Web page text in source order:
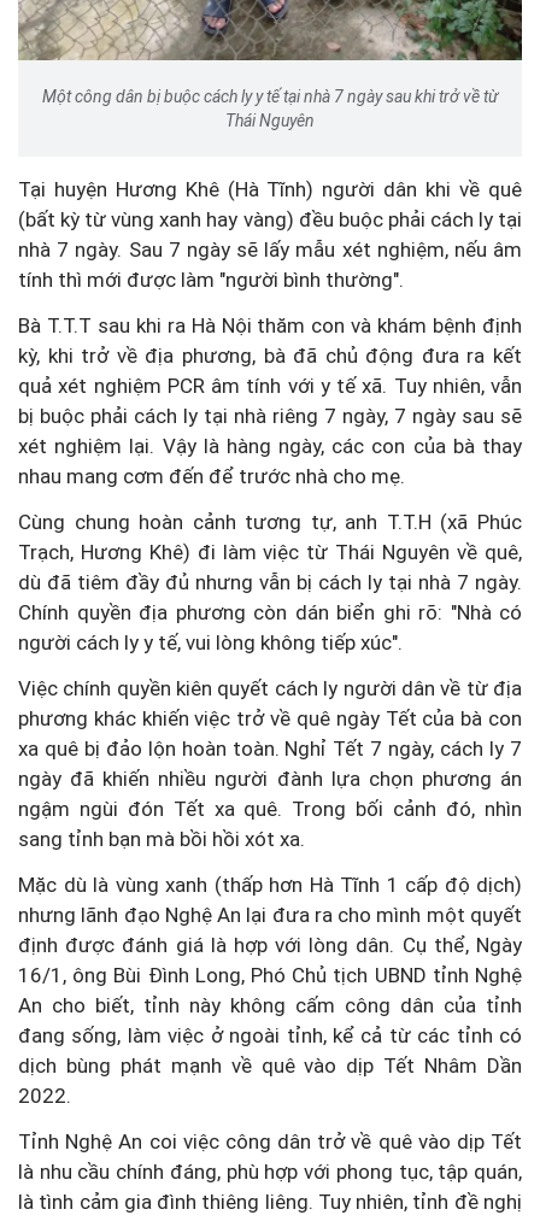
Một công dân bị buộc cách ly y tế tại nhà 7 ngày sau khi trở về từ
Thái Nguyên
Tại huyện Hương Khê (Hà Tĩnh) người dân khi về quê
(bất kỳ từ vùng xanh hay vàng) đều buộc phải cách ly tại
nhà 7 ngày. Sau 7 ngày sẽ lấy mẫu xét nghiệm, nếu âm
tính thì mới được làm "người bình thường".
Bà T.T.T sau khi ra Hà Nội thăm con và khám bệnh định
kỳ, khi trở về địa phương, bà đã chủ động đưa ra kết
quả xét nghiệm PCR âm tính với y tế xã. Tuy nhiên, vẫn
bị buộc phải cách ly tại nhà riêng 7 ngày, 7 ngày sau sẽ
xét nghiệm lại. Vậy là hàng ngày, các con của bà thay
nhau mang cơm đến để trước nhà cho mẹ.
Cùng chung hoàn cảnh tương tự, anh T.T.H (xã Phúc
Trạch, Hương Khê) đi làm việc từ Thái Nguyên về quê,
dù đã tiêm đầy đủ nhưng vẫn bị cách ly tại nhà 7 ngày.
Chính quyền địa phương còn dán biển ghi rõ: "Nhà có
người cách ly y tế, vui lòng không tiếp xúc".
Việc chính quyền kiên quyết cách ly người dân về từ địa
phương khác khiến việc trở về quê ngày Tết của bà con
xa quê bị đảo lộn hoàn toàn. Nghỉ Tết 7 ngày, cách ly 7
ngày đã khiến nhiều người đành lựa chọn phương án
ngậm ngùi đón Tết xa quê. Trong bối cảnh đó, nhìn
sang tỉnh bạn mà bồi hồi xót xa.
Mặc dù là vùng xanh (thấp hơn Hà Tĩnh 1 cấp độ dịch)
nhưng lãnh đạo Nghệ An lại đưa ra cho mình một quyết
định được đánh giá là hợp với lòng dân. Cụ thể, Ngày
16/1, ông Bùi Đình Long, Phó Chủ tịch UBND tỉnh Nghệ
An cho biết, tỉnh này không cấm công dân của tỉnh
đang sống, làm việc ở ngoài tỉnh, kể cả từ các tỉnh có
dịch bùng phát mạnh về quê vào dịp Tết Nhâm Dần
2022.
Tỉnh Nghệ An coi việc công dân trở về quê vào dịp Tết
là nhu cầu chính đáng, phù hợp với phong tục, tập quán,
là tình cảm gia đình thiêng liêng. Tuy nhiên, tỉnh đề nghị